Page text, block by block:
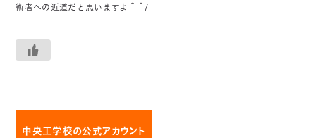
術者への近道だと思いますよ＾＾/
中央工学校の公式アカウント